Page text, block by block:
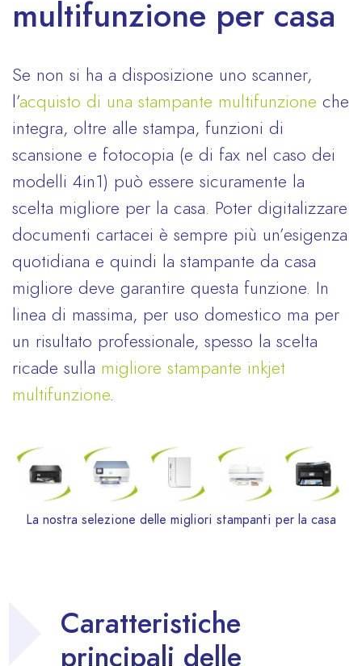
multifunzione per casa
Se non si ha a disposizione uno scanner,
l’acquisto di una stampante multifunzione che
integra, oltre alle stampa, funzioni di
scansione e fotocopia (e di fax nel caso dei
modelli 4in1) può essere sicuramente la
scelta migliore per la casa. Poter digitalizzare
documenti cartacei è sempre più un’esigenza
quotidiana e quindi la stampante da casa
migliore deve garantire questa funzione. In
linea di massima, per uso domestico ma per
un risultato professionale, spesso la scelta
ricade sulla migliore stampante inkjet
multifunzione
La nostra selezione delle migliori stampanti per la casa
Caratteristiche
principali delle